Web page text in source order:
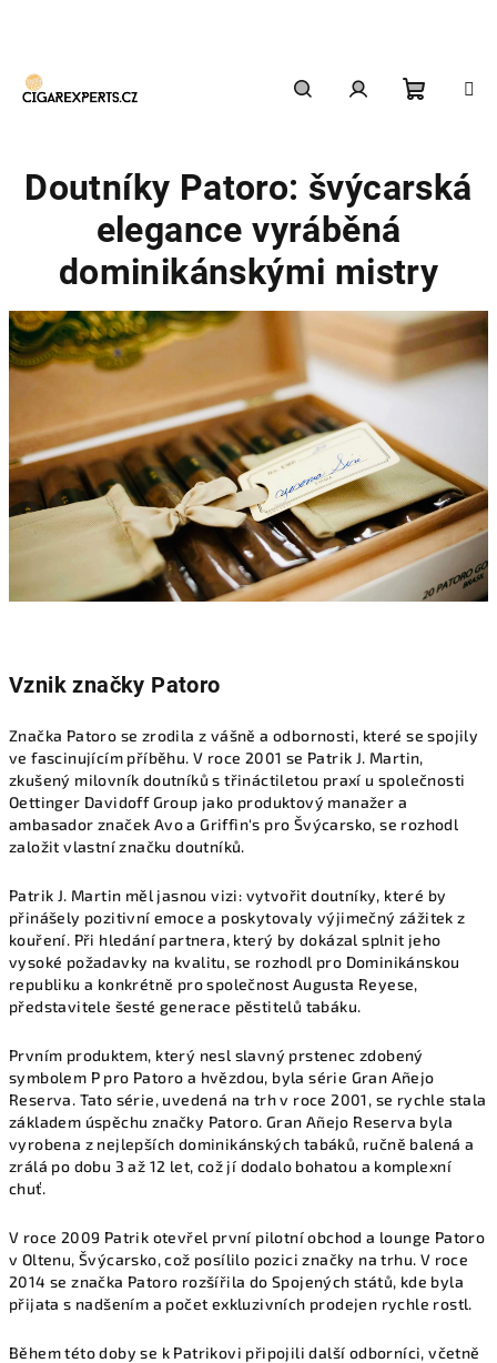
košík
Doutníky Patoro: švýcarská
elegance vyráběná
dominikánskými mistry
Vznik značky Patoro
Značka Patoro se zrodila z vášně a odbornosti, které se spojily
ve fascinujícím příběhu. V roce 2001 se Patrik J. Martin,
zkušený milovník doutníků s třináctiletou praxí u společnosti
Oettinger Davidoff Group jako produktový manažer a
ambasador značek Avo a Griffin's pro Švýcarsko, se rozhodl
založit vlastní značku doutníků.
Patrik J. Martin měl jasnou vizi: vytvořit doutníky, které by
přinášely pozitivní emoce a poskytovaly výjimečný zážitek z
kouření. Při hledání partnera, který by dokázal splnit jeho
vysoké požadavky na kvalitu, se rozhodl pro Dominikánskou
republiku a konkrétně pro společnost Augusta Reyese,
představitele šesté generace pěstitelů tabáku.
Prvním produktem, který nesl slavný prstenec zdobený
symbolem P pro Patoro a hvězdou, byla série Gran Añejo
Reserva. Tato série, uvedená na trh v roce 2001, se rychle stala
základem úspěchu značky Patoro. Gran Añejo Reserva byla
vyrobena z nejlepších dominikánských tabáků, ručně balená a
zrálá po dobu 3 až 12 let, což jí dodalo bohatou a komplexní
chuť.
V roce 2009 Patrik otevřel první pilotní obchod a lounge Patoro
v Oltenu, Švýcarsko, což posílilo pozici značky na trhu. V roce
2014 se značka Patoro rozšířila do Spojených států, kde byla
přijata s nadšením a počet exkluzivních prodejen rychle rostl.
Během této doby se k Patrikovi připojili další odborníci, včetně